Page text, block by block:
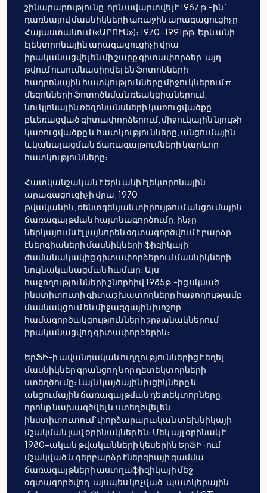
շինարարությունը, որն ավարտվել է 1967 թ.-ին`
դառնալով մասնիկների առաջին արագացուցիչը
Հայաստանում («ԱՐՈՒՍ»)։ 1970-1991թթ. Երևանի
էլեկտրոնային արագացուցիչի վրա
իրականացվել են մի շարք գիտափորձեր, այդ
թվում ուսումնասիրվել են ֆոտոնների
հադրոնային հատկությունները միջուկներում π
մեզոնների ֆոտոծնման ռեակցիաներում,
նուկլոնային ռեզոնանսների կառուցվածքը
բևեռացված գիտափորձերում, միջուկային նյութի
կառուցվածքը և հատկությունները, անցումային
և կանալացման ճառագայթումների կարևոր
հատկությունները։
Հատկանշական է Երևանի էլեկտրոնային
արագացուցիչի վրա, 1970
թվականին, ռենտգենյան տիրույթում անցումային
ճառագայթման հայտնագործումը, ինչը
ներկայումս էլ լայնորեն օգտագործվում է բարձր
էներգիաների մասնիկների ֆիզիկայի
ժամանակակից գիտափորձերում մասնիկների
նույնականացման համար։ Այս
հաջողությունների շնորհիվ 1985թ.-ից սկսած
ինստիտուտի գիտաշխատողները հաջողությամբ
մասնակցում են միջազգային խոշոր
համագործակցությունների շրջանակներում
իրականացվող գիտափորձերին։
ԵրՖԻ-ի ավանդական ուղղություններից է եղել
մասնիկներ գրանցող նոր դետեկտորների
ստեղծումը։ Լայն կայծային խցիկները և
անցումային ճառագայթման դետեկտորները,
որոնք նախագծվել և ստեղծվել են
ինստիտուտում՝ փորձարարական տեխնիկայի
մշակման լավ օրինակներ են։ Մեկ այլ օրինակ է
1980-ական թվականների կեսերին ԵրՖԻ-ում
մշակված և գերբարձր էներգիայի գամմա
ճառագայթների աստղաֆիզիկայի մեջ
օգտագործվող, այսպես կոչված, պատկերային